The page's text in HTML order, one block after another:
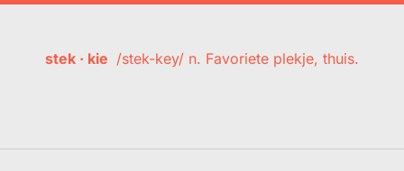
stek · kie /stek-key/ n. Favoriete plekje, thuis.